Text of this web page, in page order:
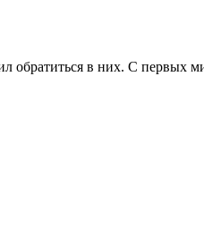
обратиться в них. С первых